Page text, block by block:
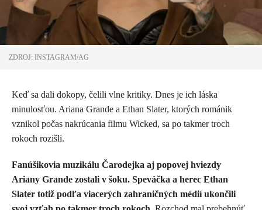
ZDROJ: INSTAGRAM/AG
Keď sa dali dokopy, čelili vlne kritiky. Dnes je ich láska
minulosťou. Ariana Grande a Ethan Slater, ktorých románik
vznikol počas nakrúcania filmu Wicked, sa po takmer troch
rokoch rozišli.
Fanúšikovia muzikálu Čarodejka aj popovej hviezdy
Ariany Grande zostali v šoku. Speváčka a herec Ethan
Slater totiž podľa viacerých zahraničných médií ukončili